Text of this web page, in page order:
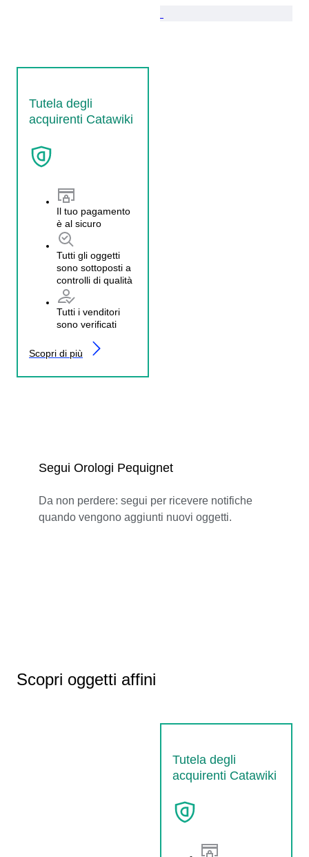
Tutela degli
acquirenti Catawiki
Il tuo pagamento
è al sicuro
Tutti gli oggetti
sono sottoposti a
controlli di qualità
Tutti i venditori
sono verificati
Scopri di più
Segui Orologi Pequignet
Da non perdere: segui per ricevere notifiche
quando vengono aggiunti nuovi oggetti.
Scopri oggetti affini
Tutela degli
acquirenti Catawiki